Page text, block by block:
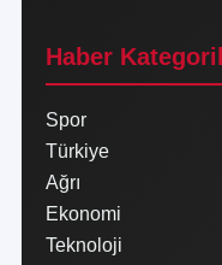
Haber
Spor
Türkiye
Ağrı
Ekonomi
Teknoloji